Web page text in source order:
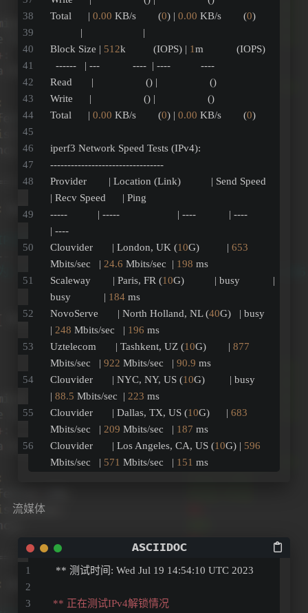
Total      | 0.00 KB/s        (0) | 0.00 KB/s        (0)
           |                      |
Block Size | 512k          (IOPS) | 1m            (IOPS)
  ------   | ---            ----  | ----           ----
Read       |                   () |                   ()
Write      |                   () |                   ()
Total      | 0.00 KB/s        (0) | 0.00 KB/s        (0)
iperf3 Network Speed Tests (IPv4):
---------------------------------
Provider        | Location (Link)           | Send Speed
| Recv Speed      | Ping
-----           | -----                     | ----            | ----
| ----
Clouvider       | London, UK (10G)          | 653
Mbits/sec   | 24.6 Mbits/sec  | 198 ms
Scaleway        | Paris, FR (10G)           | busy            |
busy            | 184 ms
NovoServe       | North Holland, NL (40G)   | busy
| 248 Mbits/sec   | 196 ms
Uztelecom       | Tashkent, UZ (10G)        | 877
Mbits/sec   | 922 Mbits/sec   | 90.9 ms
Clouvider       | NYC, NY, US (10G)         | busy
| 88.5 Mbits/sec  | 223 ms
Clouvider       | Dallas, TX, US (10G)      | 683
Mbits/sec   | 209 Mbits/sec   | 187 ms
Clouvider       | Los Angeles, CA, US (10G) | 596
Mbits/sec   | 571 Mbits/sec   | 151 ms
流媒体
  ** 测试时间: Wed Jul 19 14:54:10 UTC 2023
** 正在测试IPv4解锁情况